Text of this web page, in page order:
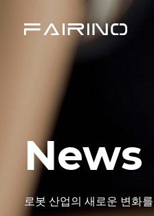
News
로봇 산업의 새로운 변화